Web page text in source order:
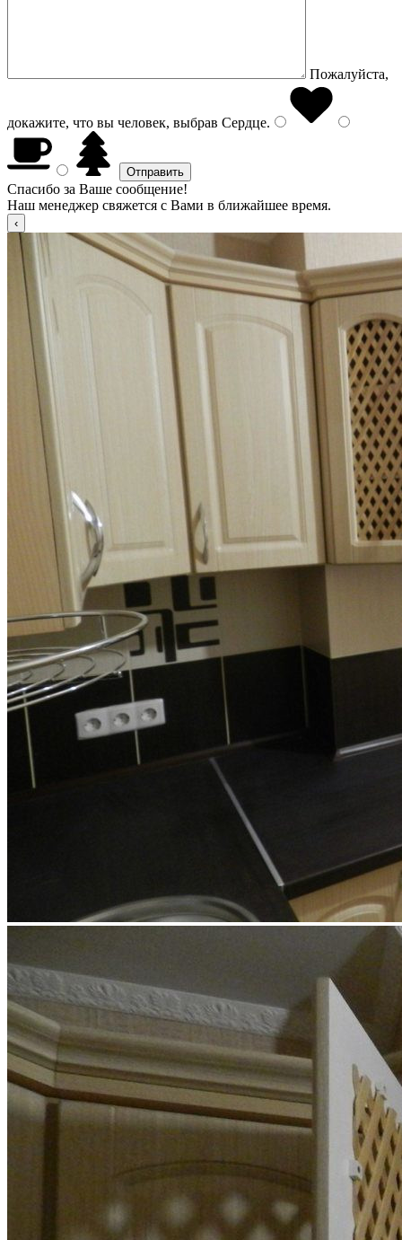
Пожалуйста,
докажите, что вы человек, выбрав Сердце.
Спасибо за Ваше сообщение!
Наш менеджер свяжется с Вами в ближайшее время.